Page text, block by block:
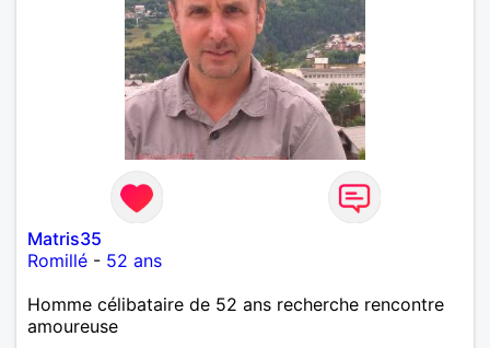
Matris35
Romillé - 52 ans
Homme célibataire de 52 ans recherche rencontre
amoureuse